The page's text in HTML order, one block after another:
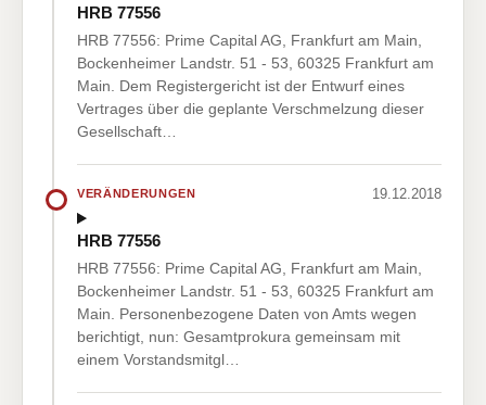
HRB 77556
HRB 77556: Prime Capital AG, Frankfurt am Main,
Bockenheimer Landstr. 51 - 53, 60325 Frankfurt am
Main. Dem Registergericht ist der Entwurf eines
Vertrages über die geplante Verschmelzung dieser
Gesellschaft…
VERÄNDERUNGEN 19.12.2018
HRB 77556
HRB 77556: Prime Capital AG, Frankfurt am Main,
Bockenheimer Landstr. 51 - 53, 60325 Frankfurt am
Main. Personenbezogene Daten von Amts wegen
berichtigt, nun: Gesamtprokura gemeinsam mit
einem Vorstandsmitgl…